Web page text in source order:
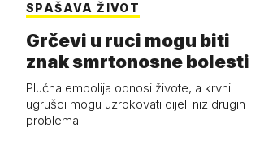
SPAŠAVA ŽIVOT
Grčevi u ruci mogu biti
znak smrtonosne bolesti
Plućna embolija odnosi živote, a krvni
ugrušci mogu uzrokovati cijeli niz drugih
problema